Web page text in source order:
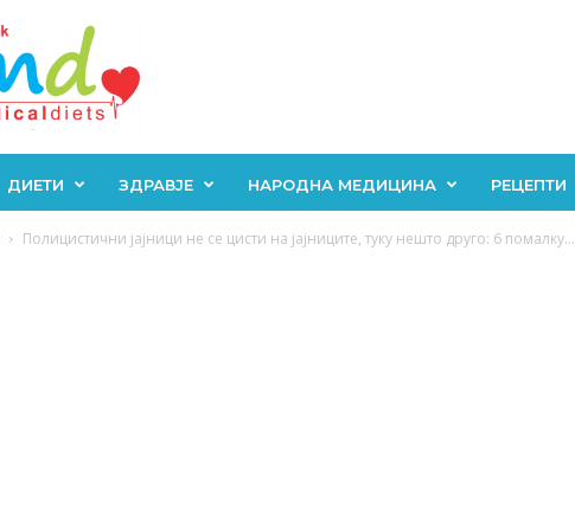
ДИЕТИ ЗДРАВЈЕ НАРОДНА МЕДИЦИНА РЕЦЕПТИ
Полицистични јајници не се цисти на јајниците, туку нешто друго: 6 помалку...